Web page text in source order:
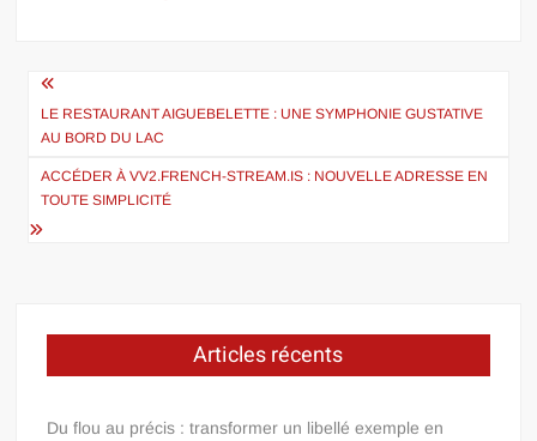
Navigation
de
l’article
LE RESTAURANT AIGUEBELETTE : UNE SYMPHONIE GUSTATIVE
AU BORD DU LAC
ACCÉDER À VV2.FRENCH-STREAM.IS : NOUVELLE ADRESSE EN
TOUTE SIMPLICITÉ
Articles récents
Du flou au précis : transformer un libellé exemple en